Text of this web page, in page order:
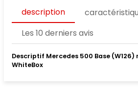
description
Les 10 derniers avis
Descriptif Mercedes 500 Base (W126)
WhiteBox